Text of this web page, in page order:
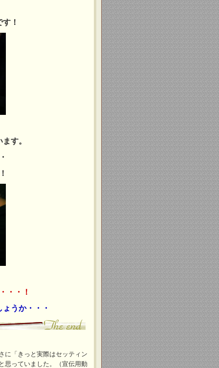
！
す。
・・！
うか・・・
に「きっと実際はセッティン
思っていました。（宣伝用動